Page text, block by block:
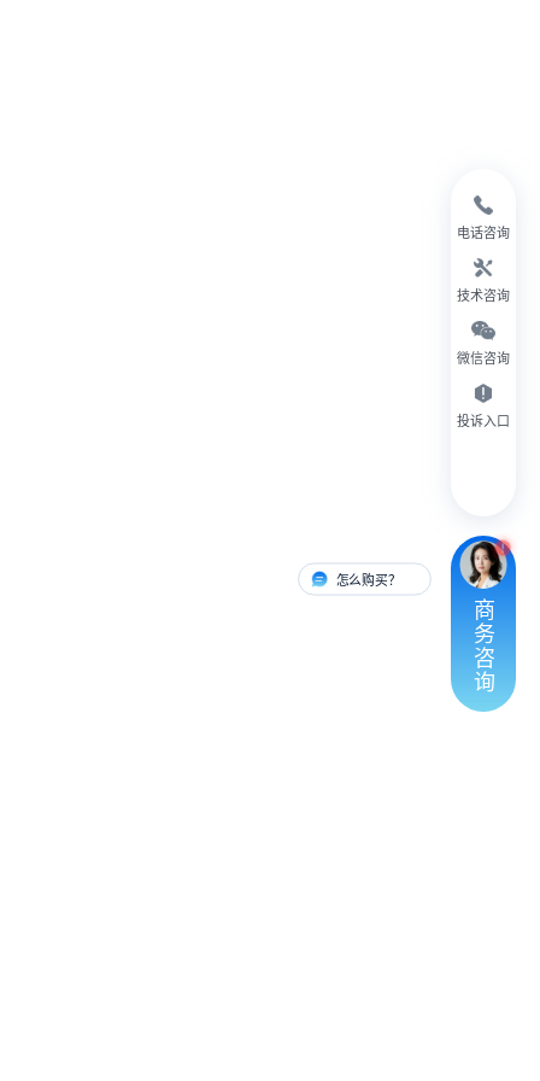
电话咨询
技术咨询
微信咨询
投诉入口
怎么购买？ 有人对接
商
务
咨
询